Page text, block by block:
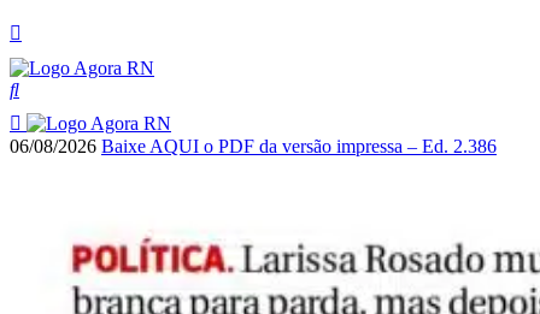
06/08/2026 Baixe AQUI o PDF da versão impressa – Ed. 2.386